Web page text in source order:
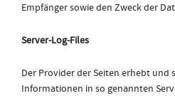
Empfänger sowie den Zweck der
Server-Log-Files
Der Provider der Seiten erhebt und
Informationen in so genannten